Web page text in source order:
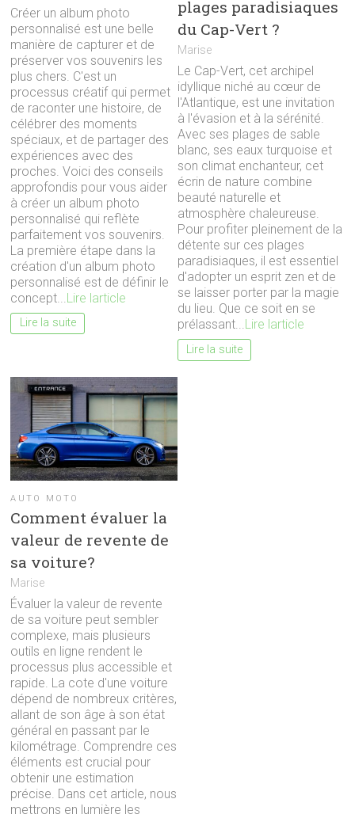
Créer un album photo
personnalisé est une belle
manière de capturer et de
préserver vos souvenirs les
plus chers. C'est un
processus créatif qui permet
de raconter une histoire, de
célébrer des moments
spéciaux, et de partager des
expériences avec des
proches. Voici des conseils
approfondis pour vous aider
à créer un album photo
personnalisé qui reflète
parfaitement vos souvenirs.
La première étape dans la
création d'un album photo
personnalisé est de définir le
concept... Lire larticle
Lire la suite
plages paradisiaques
du Cap-Vert ?
Marise
Le Cap-Vert, cet archipel
idyllique niché au cœur de
l'Atlantique, est une invitation
à l'évasion et à la sérénité.
Avec ses plages de sable
blanc, ses eaux turquoise et
son climat enchanteur, cet
écrin de nature combine
beauté naturelle et
atmosphère chaleureuse.
Pour profiter pleinement de la
détente sur ces plages
paradisiaques, il est essentiel
d'adopter un esprit zen et de
se laisser porter par la magie
du lieu. Que ce soit en se
prélassant...Lire larticle
Lire la suite
AUTO MOTO
Comment évaluer la
valeur de revente de
sa voiture?
Marise
Évaluer la valeur de revente
de sa voiture peut sembler
complexe, mais plusieurs
outils en ligne rendent le
processus plus accessible et
rapide. La cote d'une voiture
dépend de nombreux critères,
allant de son âge à son état
général en passant par le
kilométrage. Comprendre ces
éléments est crucial pour
obtenir une estimation
précise. Dans cet article, nous
mettrons en lumière les